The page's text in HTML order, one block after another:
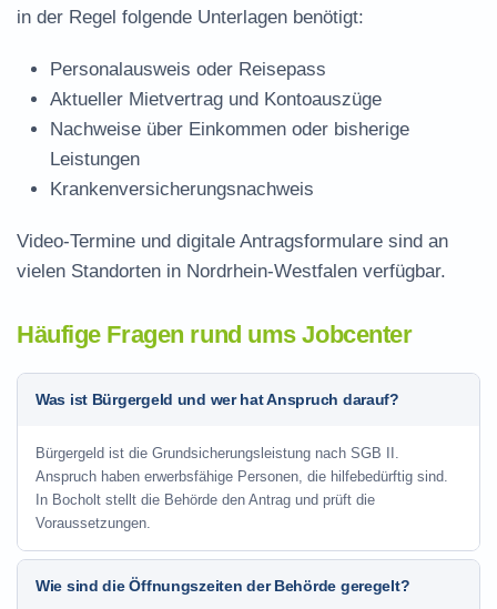
in der Regel folgende Unterlagen benötigt:
Personalausweis oder Reisepass
Aktueller Mietvertrag und Kontoauszüge
Nachweise über Einkommen oder bisherige
Leistungen
Krankenversicherungsnachweis
Video-Termine und digitale Antragsformulare sind an
vielen Standorten in Nordrhein-Westfalen verfügbar.
Häufige Fragen rund ums Jobcenter
Was ist Bürgergeld und wer hat Anspruch darauf?
Bürgergeld ist die Grundsicherungsleistung nach SGB II.
Anspruch haben erwerbsfähige Personen, die hilfebedürftig sind.
In Bocholt stellt die Behörde den Antrag und prüft die
Voraussetzungen.
Wie sind die Öffnungszeiten der Behörde geregelt?